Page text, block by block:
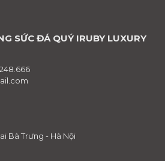
SỨC ĐÁ QUÝ IRUBY LUXURY
Bà Trưng - Hà Nội